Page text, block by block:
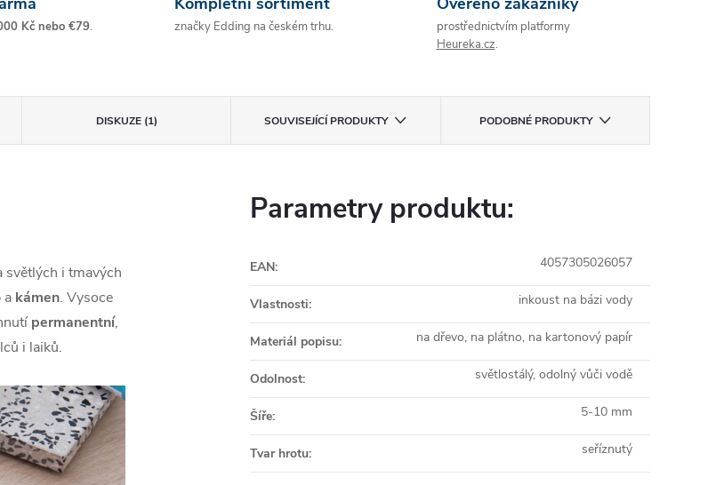
Kč nebo €79. značky Edding na českém trhu.
prostřednictvím platformy
Heureka.cz.
DISKUZE (1) SOUVISEJÍCÍ PRODUKTY PODOBNÉ PRODUKTY
světlých i tmavých
a kámen. Vysoce
permanentní,
i laiků.
Parametry produktu:
EAN: 4057305026057
Vlastnosti: inkoust na bázi vody
Materiál popisu: na dřevo, na plátno, na kartonový papír
Odolnost: světlostálý, odolný vůči vodě
Šíře: 5-10 mm
Tvar hrotu: seříznutý